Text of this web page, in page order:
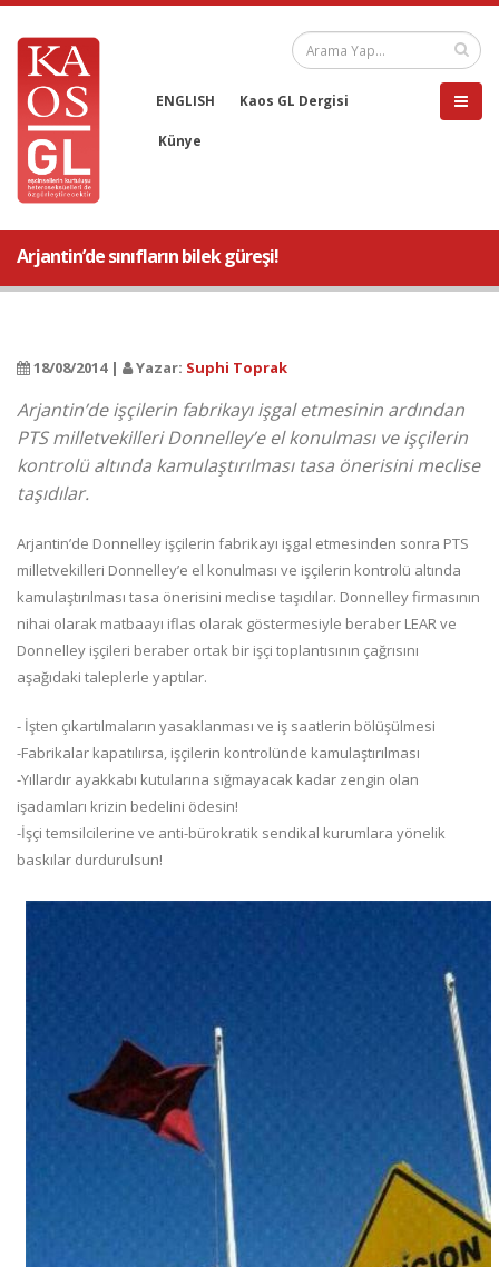
ENGLISH Kaos GL Dergisi
Künye
Arjantin’de sınıfların bilek güreşi!
18/08/2014 | Yazar: Suphi Toprak
Arjantin’de işçilerin fabrikayı işgal etmesinin ardından
PTS milletvekilleri Donnelley’e el konulması ve işçilerin
kontrolü altında kamulaştırılması tasa önerisini meclise
taşıdılar.
Arjantin’de Donnelley işçilerin fabrikayı işgal etmesinden sonra PTS
milletvekilleri Donnelley’e el konulması ve işçilerin kontrolü altında
kamulaştırılması tasa önerisini meclise taşıdılar. Donnelley firmasının
nihai olarak matbaayı iflas olarak göstermesiyle beraber LEAR ve
Donnelley işçileri beraber ortak bir işçi toplantısının çağrısını
aşağıdaki taleplerle yaptılar.
- İşten çıkartılmaların yasaklanması ve iş saatlerin bölüşülmesi
-Fabrikalar kapatılırsa, işçilerin kontrolünde kamulaştırılması
-Yıllardır ayakkabı kutularına sığmayacak kadar zengin olan
işadamları krizin bedelini ödesin!
-İşçi temsilcilerine ve anti-bürokratik sendikal kurumlara yönelik
baskılar durdurulsun!